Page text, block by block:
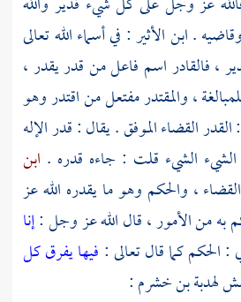
.ابن الأثير: في أسماء الله تعالى
، فالقادر اسم فاعل من قدر يقدر ،
، والمقتدر مفتعل من اقتدر وهو
: القدر القضاء الموفق . يقال : قدر الإله
الشيء الشيء قلت : جاءه قدره . ابن
، والحكم وهو ما يقدره الله عز
من الأمور ، قال الله عز وجل :إنا
: الحكم كما قال تعالى : فيها يفرق كل
لهدبة بن خشرم: